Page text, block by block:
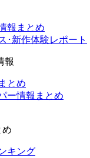
報まとめ
･新作体験レポート
報
とめ
ー情報まとめ
め
キング